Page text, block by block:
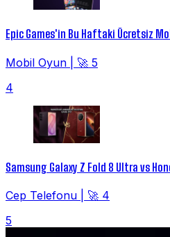
Epic Games'in Bu Haftaki Ücretsiz
Mobil Oyun
🚀 5
4
Samsung Galaxy Z Fold 8 Ultra vs
Cep Telefonu
🚀 4
5